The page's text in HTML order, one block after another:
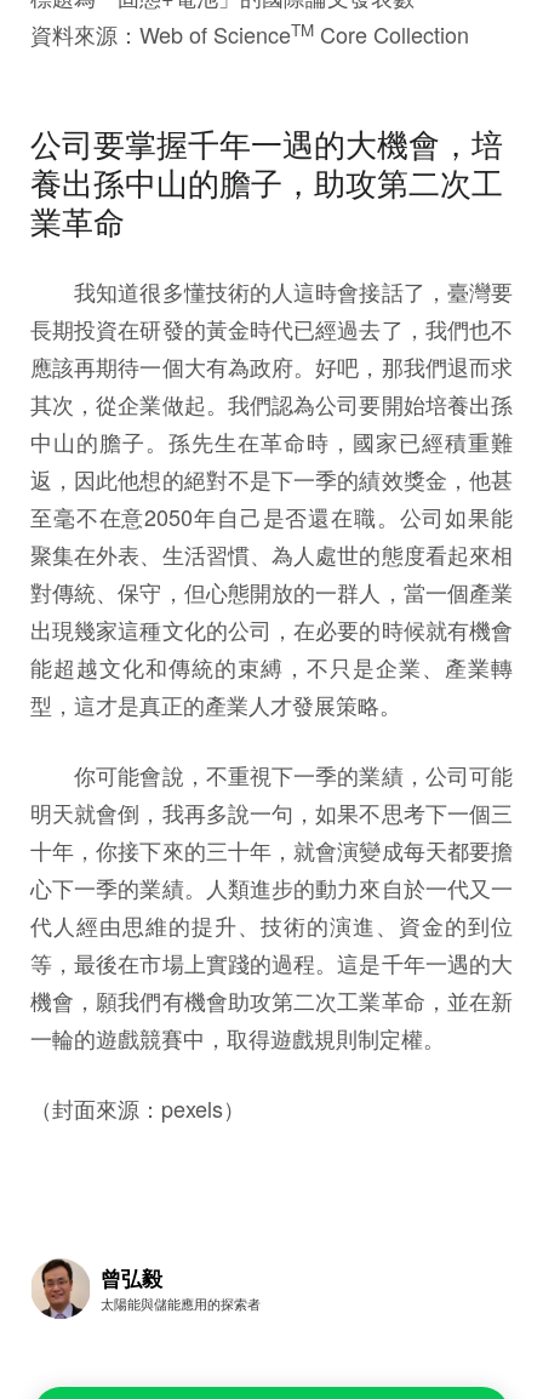
資料來源：Web of ScienceTM Core Collection
公司要掌握千年一遇的大機會，培
養出孫中山的膽子，助攻第二次工
業革命
我知道很多懂技術的人這時會接話了，臺灣要
長期投資在研發的黃金時代已經過去了，我們也不
應該再期待一個大有為政府。好吧，那我們退而求
其次，從企業做起。我們認為公司要開始培養出孫
中山的膽子。孫先生在革命時，國家已經積重難
返，因此他想的絕對不是下一季的績效獎金，他甚
至毫不在意2050年自己是否還在職。公司如果能
聚集在外表、生活習慣、為人處世的態度看起來相
對傳統、保守，但心態開放的一群人，當一個產業
出現幾家這種文化的公司，在必要的時候就有機會
能超越文化和傳統的束縛，不只是企業、產業轉
型，這才是真正的產業人才發展策略。
你可能會說，不重視下一季的業績，公司可能
明天就會倒，我再多說一句，如果不思考下一個三
十年，你接下來的三十年，就會演變成每天都要擔
心下一季的業績。人類進步的動力來自於一代又一
代人經由思維的提升、技術的演進、資金的到位
等，最後在市場上實踐的過程。這是千年一遇的大
機會，願我們有機會助攻第二次工業革命，並在新
一輪的遊戲競賽中，取得遊戲規則制定權。
（封面來源：pexels）
曾弘毅
太陽能與儲能應用的探索者